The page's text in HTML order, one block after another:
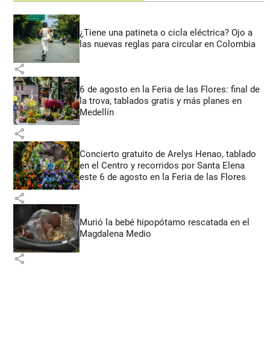
¿Tiene una patineta o cicla eléctrica? Ojo a
las nuevas reglas para circular en Colombia
share
6 de agosto en la Feria de las Flores: final de
la trova, tablados gratis y más planes en
Medellín
share
Concierto gratuito de Arelys Henao, tablado
en el Centro y recorridos por Santa Elena
este 6 de agosto en la Feria de las Flores
share
Murió la bebé hipopótamo rescatada en el
Magdalena Medio
share